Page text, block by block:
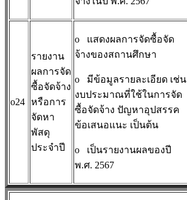
o24
รายงาน
ผลการจัด
ซื้อจัดจ้าง
หรือการ
จัดหา
พัสดุ
ประจำปี
o แสดงผลการจัดซื้อจัด
จ้างของสถานศึกษา
o มีข้อมูลรายละเอียด เช่น
งบประมาณที่ใช้ในการจัด
ซื้อจัดจ้าง ปัญหาอุปสรรค
ข้อเสนอแนะ เป็นต้น
o เป็นรายงานผลของปี
พ.ศ. 2567